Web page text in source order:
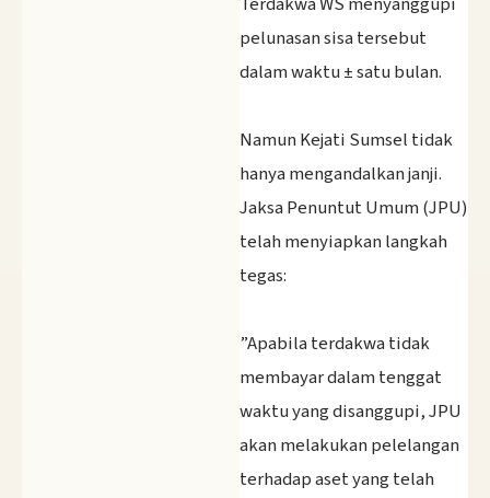
pelunasan sisa tersebut
dalam waktu ± satu bulan.
‎Namun Kejati Sumsel tidak
hanya mengandalkan janji.
Jaksa Penuntut Umum (JPU)
telah menyiapkan langkah
tegas:
‎”Apabila terdakwa tidak
membayar dalam tenggat
waktu yang disanggupi, JPU
akan melakukan pelelangan
terhadap aset yang telah